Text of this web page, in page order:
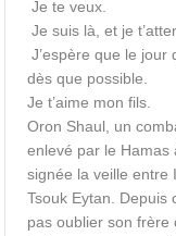
Je te veux.
Je suis là, et je
J’espère que le jour
dès que possible.
Je t’aime mon fils.
Oron Shaul, un
enlevé par le Hamas
signée la veille entre
Tsouk Eytan. Depuis
pas oublier son frère